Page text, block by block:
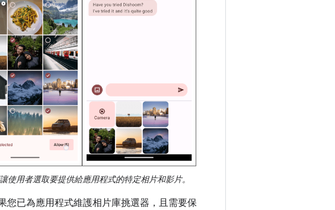
用者選取要提供給應用程式的特定相片和影片。
您已為應用程式維護相片庫挑選器，且需要保